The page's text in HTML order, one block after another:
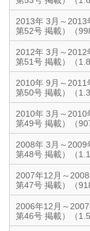
2013年 3月～2013
第52号 掲載）（
2012年 3月～2012
第51号 掲載）（
2010年 9月～2011
第50号 掲載）（
2010年 3月～2010
第49号 掲載）（
2008年 3月～2009
第48号 掲載）（
2007年12月～
第47号 掲載）（
2006年12月～
第46号 掲載）（